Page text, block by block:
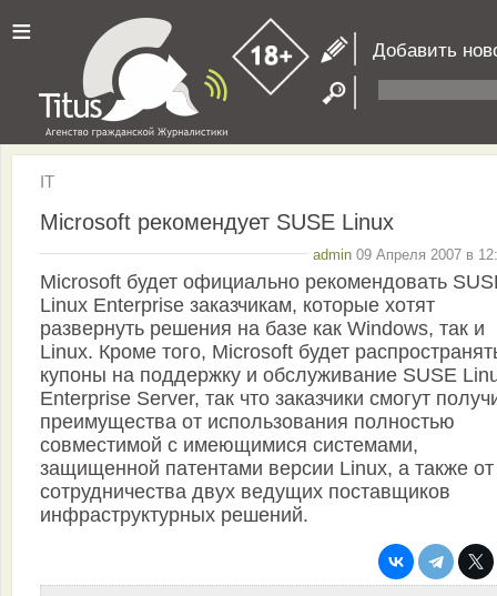
≡ Добавить
IT
Microsoft рекомендует SUSE Linux
admin 09 Апреля 2007 в
Microsoft будет официально рекомендовать
Linux Enterprise заказчикам, которые хотят
развернуть решения на базе как Windows, так и
Linux. Кроме того, Microsoft будет
купоны на поддержку и обслуживание SUSE
Enterprise Server, так что заказчики смогут
преимущества от использования полностью
совместимой с имеющимися системами,
защищенной патентами версии Linux, а также от
сотрудничества двух ведущих поставщиков
инфраструктурных решений.